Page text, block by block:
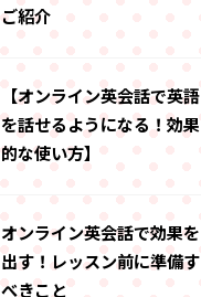
ご紹介
【オンライン英会話で英語
を話せるようになる！効果
的な使い方】
オンライン英会話で効果を
出す！レッスン前に準備す
べきこと